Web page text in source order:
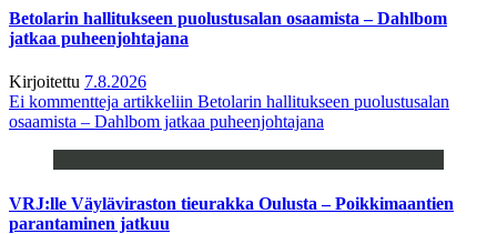
Betolarin hallitukseen puolustusalan osaamista – Dahlbom
jatkaa puheenjohtajana
Kirjoitettu 7.8.2026
Ei kommentteja artikkeliin Betolarin hallitukseen puolustusalan
osaamista – Dahlbom jatkaa puheenjohtajana
VRJ:lle Väyläviraston tieurakka Oulusta – Poikkimaantien
parantaminen jatkuu